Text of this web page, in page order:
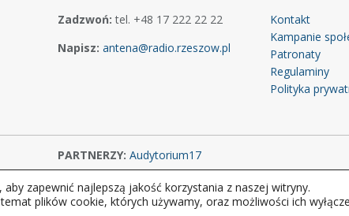
Zadzwoń: tel. +48 17 222 22 22
Napisz: antena@radio.rzeszow.pl
Kontakt
Kampanie
Patronaty
Regulaminy
Polityka
PARTNERZY: Audytorium17
Rzeszów S.A. w likwidacj. Wszelkie prawa zastrzeżone.
aby zapewnić najlepszą jakość korzystania z naszej witryny.
plików cookie, których używamy, oraz możliwości ich